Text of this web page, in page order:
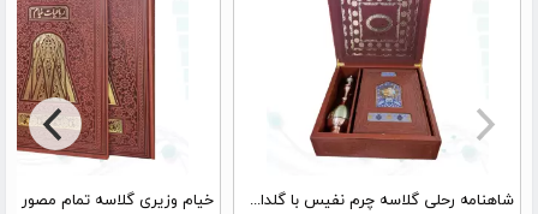
شاهنامه رحلی گلاسه چرم نفیس با گلدان تنگ خاتم